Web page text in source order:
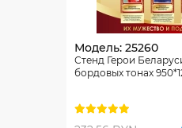
Модель: 25260
Стенд Герои
бордовых тонах